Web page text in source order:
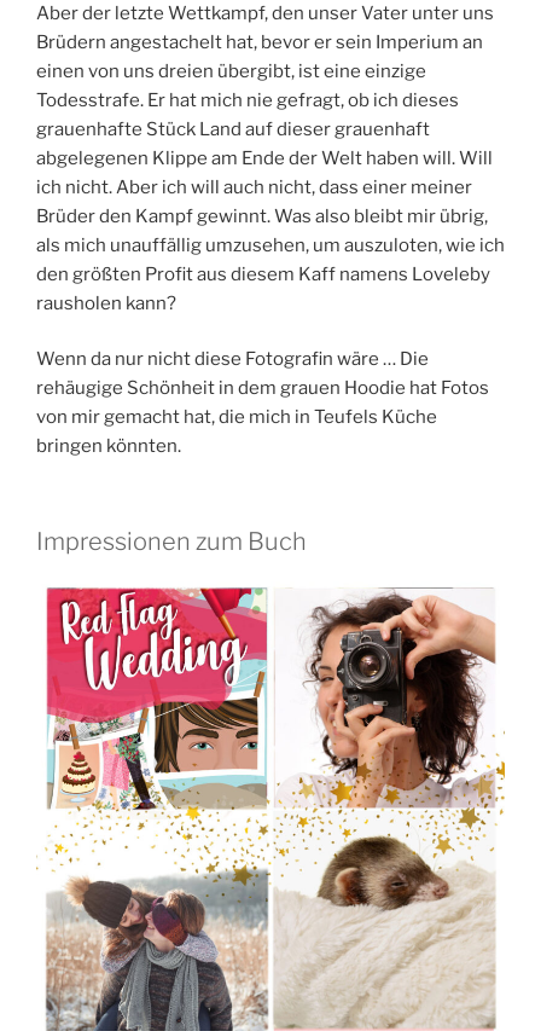
Aber der letzte Wettkampf, den unser Vater unter uns
Brüdern angestachelt hat, bevor er sein Imperium an
einen von uns dreien übergibt, ist eine einzige
Todesstrafe. Er hat mich nie gefragt, ob ich dieses
grauenhafte Stück Land auf dieser grauenhaft
abgelegenen Klippe am Ende der Welt haben will. Will
ich nicht. Aber ich will auch nicht, dass einer meiner
Brüder den Kampf gewinnt. Was also bleibt mir übrig,
als mich unauffällig umzusehen, um auszuloten, wie ich
den größten Profit aus diesem Kaff namens Loveleby
rausholen kann?
Wenn da nur nicht diese Fotografin wäre … Die
rehäugige Schönheit in dem grauen Hoodie hat Fotos
von mir gemacht hat, die mich in Teufels Küche
bringen könnten.
Impressionen zum Buch